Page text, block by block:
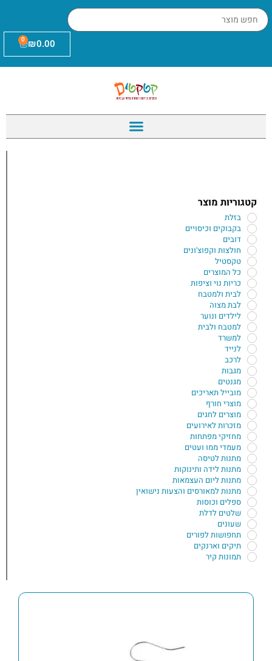
₪0.00
0
קטגוריות מוצר
בזלת
בקבוקים וכיסויים
דובים
חולצות וקפוצ'ונים
טקסטיל
כל המוצרים
כריות נוי וציפות
לבית ולמטבח
לבת מצוה
לילדים ונוער
למטבח ולבית
למשרד
לנייד
לרכב
מגבות
מגנטים
מובייל תאריכים
מוצרי חורף
מוצרים לחגים
מזכרות לאירועים
מחזיקי מפתחות
מעמדי ממו ועטים
מתנות לטיסה
מתנות לידה ותינוקות
מתנות ליום העצמאות
מתנות למאורסים והצעות נישואין
ספלים וכוסות
שלטים לדלת
שעונים
תחפושות לפורים
תיקים וארנקים
תמונות קיר